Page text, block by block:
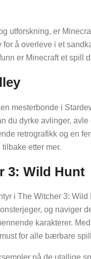
utforskning, er
for å overleve i et
er Minecraft et spill
mesterbonde i
du dyrke avlinger,
retrografikk og en
etter mer.
3: Wild Hunt
i The Witcher 3:
og naviger
karakterer.
for alle bærbare